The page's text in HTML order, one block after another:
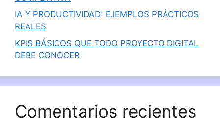
IA Y PRODUCTIVIDAD: EJEMPLOS PRÁCTICOS
REALES
KPIS BÁSICOS QUE TODO PROYECTO DIGITAL
DEBE CONOCER
Comentarios recientes